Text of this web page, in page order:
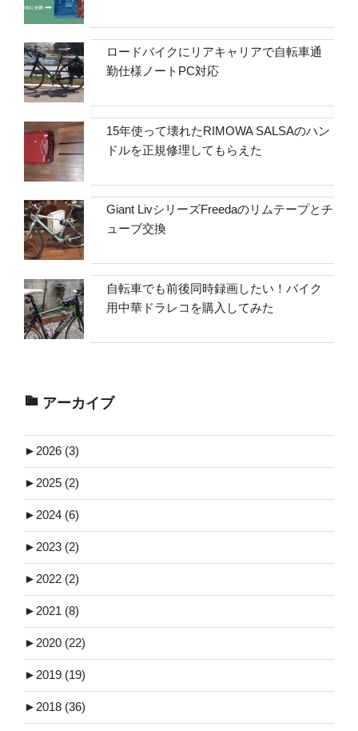
ロードバイクにリアキャリアで自転車通
勤仕様ノートPC対応
15年使って壊れたRIMOWA SALSAのハン
ドルを正規修理してもらえた
Giant LivシリーズFreedaのリムテープとチ
ューブ交換
自転車でも前後同時録画したい！バイク
用中華ドラレコを購入してみた
アーカイブ
► 2026 (3)
► 2025 (2)
► 2024 (6)
► 2023 (2)
► 2022 (2)
► 2021 (8)
► 2020 (22)
► 2019 (19)
► 2018 (36)